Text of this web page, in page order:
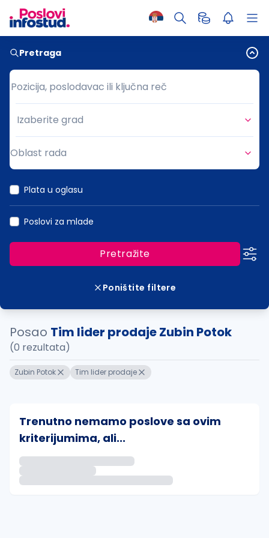
Pretraga
Pozicija, poslodavac ili ključna reč
Pozicija, poslodavac ili ključna reč
Grad
Izaberite grad
Oblast rada
Plata u oglasu
Poslovi za mlade
Pretražite
Poništite filtere
Posao Tim lider prodaje Zubin Potok
(0 rezultata)
Zubin Potok Tim lider prodaje
Trenutno nemamo poslove sa ovim
kriterijumima, ali...